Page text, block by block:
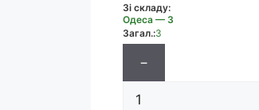
Зі складу:
Одеса — 3
Загал.:3
−